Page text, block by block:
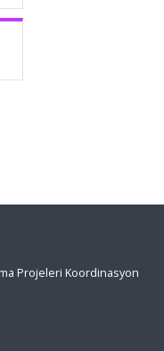
Projeleri Koordinasyon